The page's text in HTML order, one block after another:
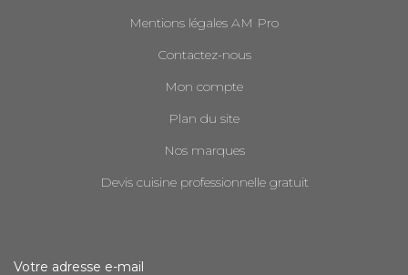
Mentions légales AM Pro
Contactez-nous
Mon compte
Plan du site
Nos marques
Devis cuisine professionnelle gratuit
Votre adresse e-mail